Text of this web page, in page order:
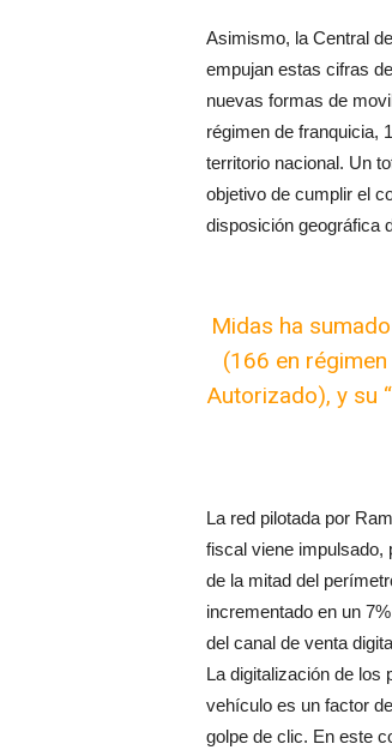
Asimismo, la Central
empujan estas cifras
nuevas formas de
régimen de franquicia,
territorio nacional. Un
objetivo de cumplir el
disposición geográfica
Midas ha
(166 en
Autorizado), y su
La red pilotada por
fiscal viene impulsado,
de la mitad del
incrementado en un
del canal de venta
La digitalización de los
vehículo es un factor
golpe de clic. En este